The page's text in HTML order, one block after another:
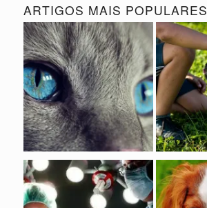
ARTIGOS MAIS POPULARES